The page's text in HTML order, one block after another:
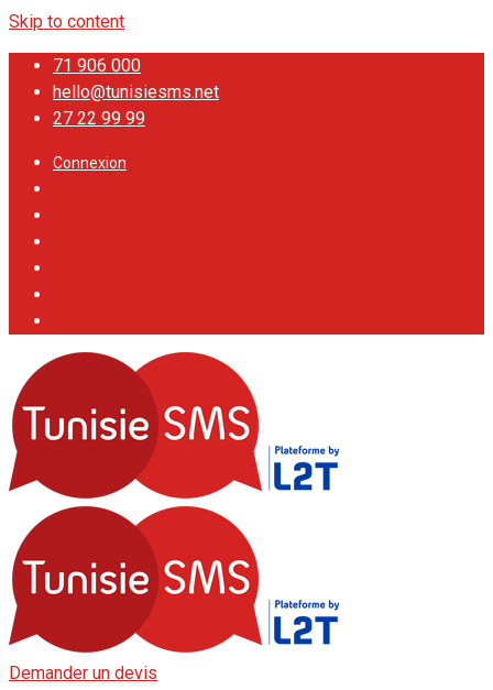
Skip to content
71 906 000
hello@tunisiesms.net
27 22 99 99
Connexion
Demander un devis